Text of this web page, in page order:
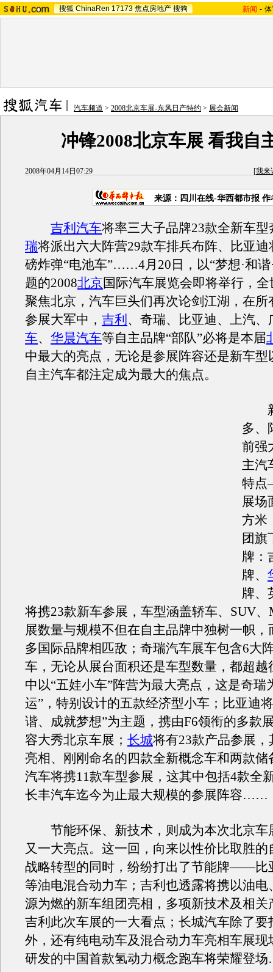
搜狐 ChinaRen 17173 焦点房地产 搜狗 新闻 -
汽车频道 > 2008北京车展-东风日产特约 > 展会新闻
冲锋2008北京车展 看我自
2008年04月14日07:29 [我来
来源：四川在线-华西都市报 作
吉利汽车将率三大子品牌23款全新车型
瑞将派出六大阵营29款车排兵布阵、比亚
磅炸弹“电池车”……4月20日，以“梦想·和谐
题的2008北京国际汽车展览会即将举行，
聚焦北京，汽车巨头们再次论剑江湖，在所
参展大军中， 吉利 、奇瑞、比亚迪、上汽、
车、 华晨汽车等自主品牌“部队”必将是本届
中最大的亮点，无论是参展阵容还是新车型
自主汽车都注定成为最大的焦点。
新
多、
前强
主汽
特
展场
方米
团旗
牌：
牌、
牌、
将携23款新车参展，车型涵盖轿车、SUV
展数量与规模不但在自主品牌中独树一帜，
多国际品牌相匹敌；奇瑞汽车展车包含6大
车，无论从展台面积还是车型数量，都超越
中以“五娃小车”阵营为最大亮点，这是奇瑞
运”，特别设计的五款经济型小车；比亚迪
谐、成就梦想”为主题，携由F6领衔的多款
容大秀北京车展； 长城将有23款产品参展
亮相、刚刚命名的四款全新概念车和两款储
汽车将携11款车型参展，这其中包括4款全
长丰汽车迄今为止最大规模的参展阵容……
节能环保、新技术，则成为本次北京车
又一大亮点。这一回，向来以性价比取胜的
战略转型的同时，纷纷打出了节能牌——比
等油电混合动力车；吉利也透露将携以油电
源为燃的新车组团亮相，多项新技术及相关
吉利此次车展的一大看点；长城汽车除了要
外，还有纯电动车及混合动力车亮相车展现
研发的中国首款氢动力概念跑车将荣耀登